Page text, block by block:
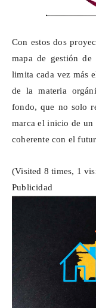
Con estos dos
mapa de gestión
limita cada vez más
de la materia
fondo, que no solo
marca el inicio de un
coherente con el
(Visited 8 times, 1
Publicidad